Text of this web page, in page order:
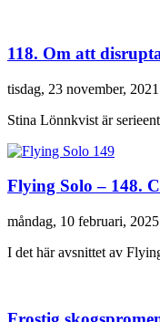
118. Om att
tisdag, 23 november, 2021
Stina Lönnkvist är
Flying Solo – 148.
måndag, 10 februari, 2025
I det här avsnittet av